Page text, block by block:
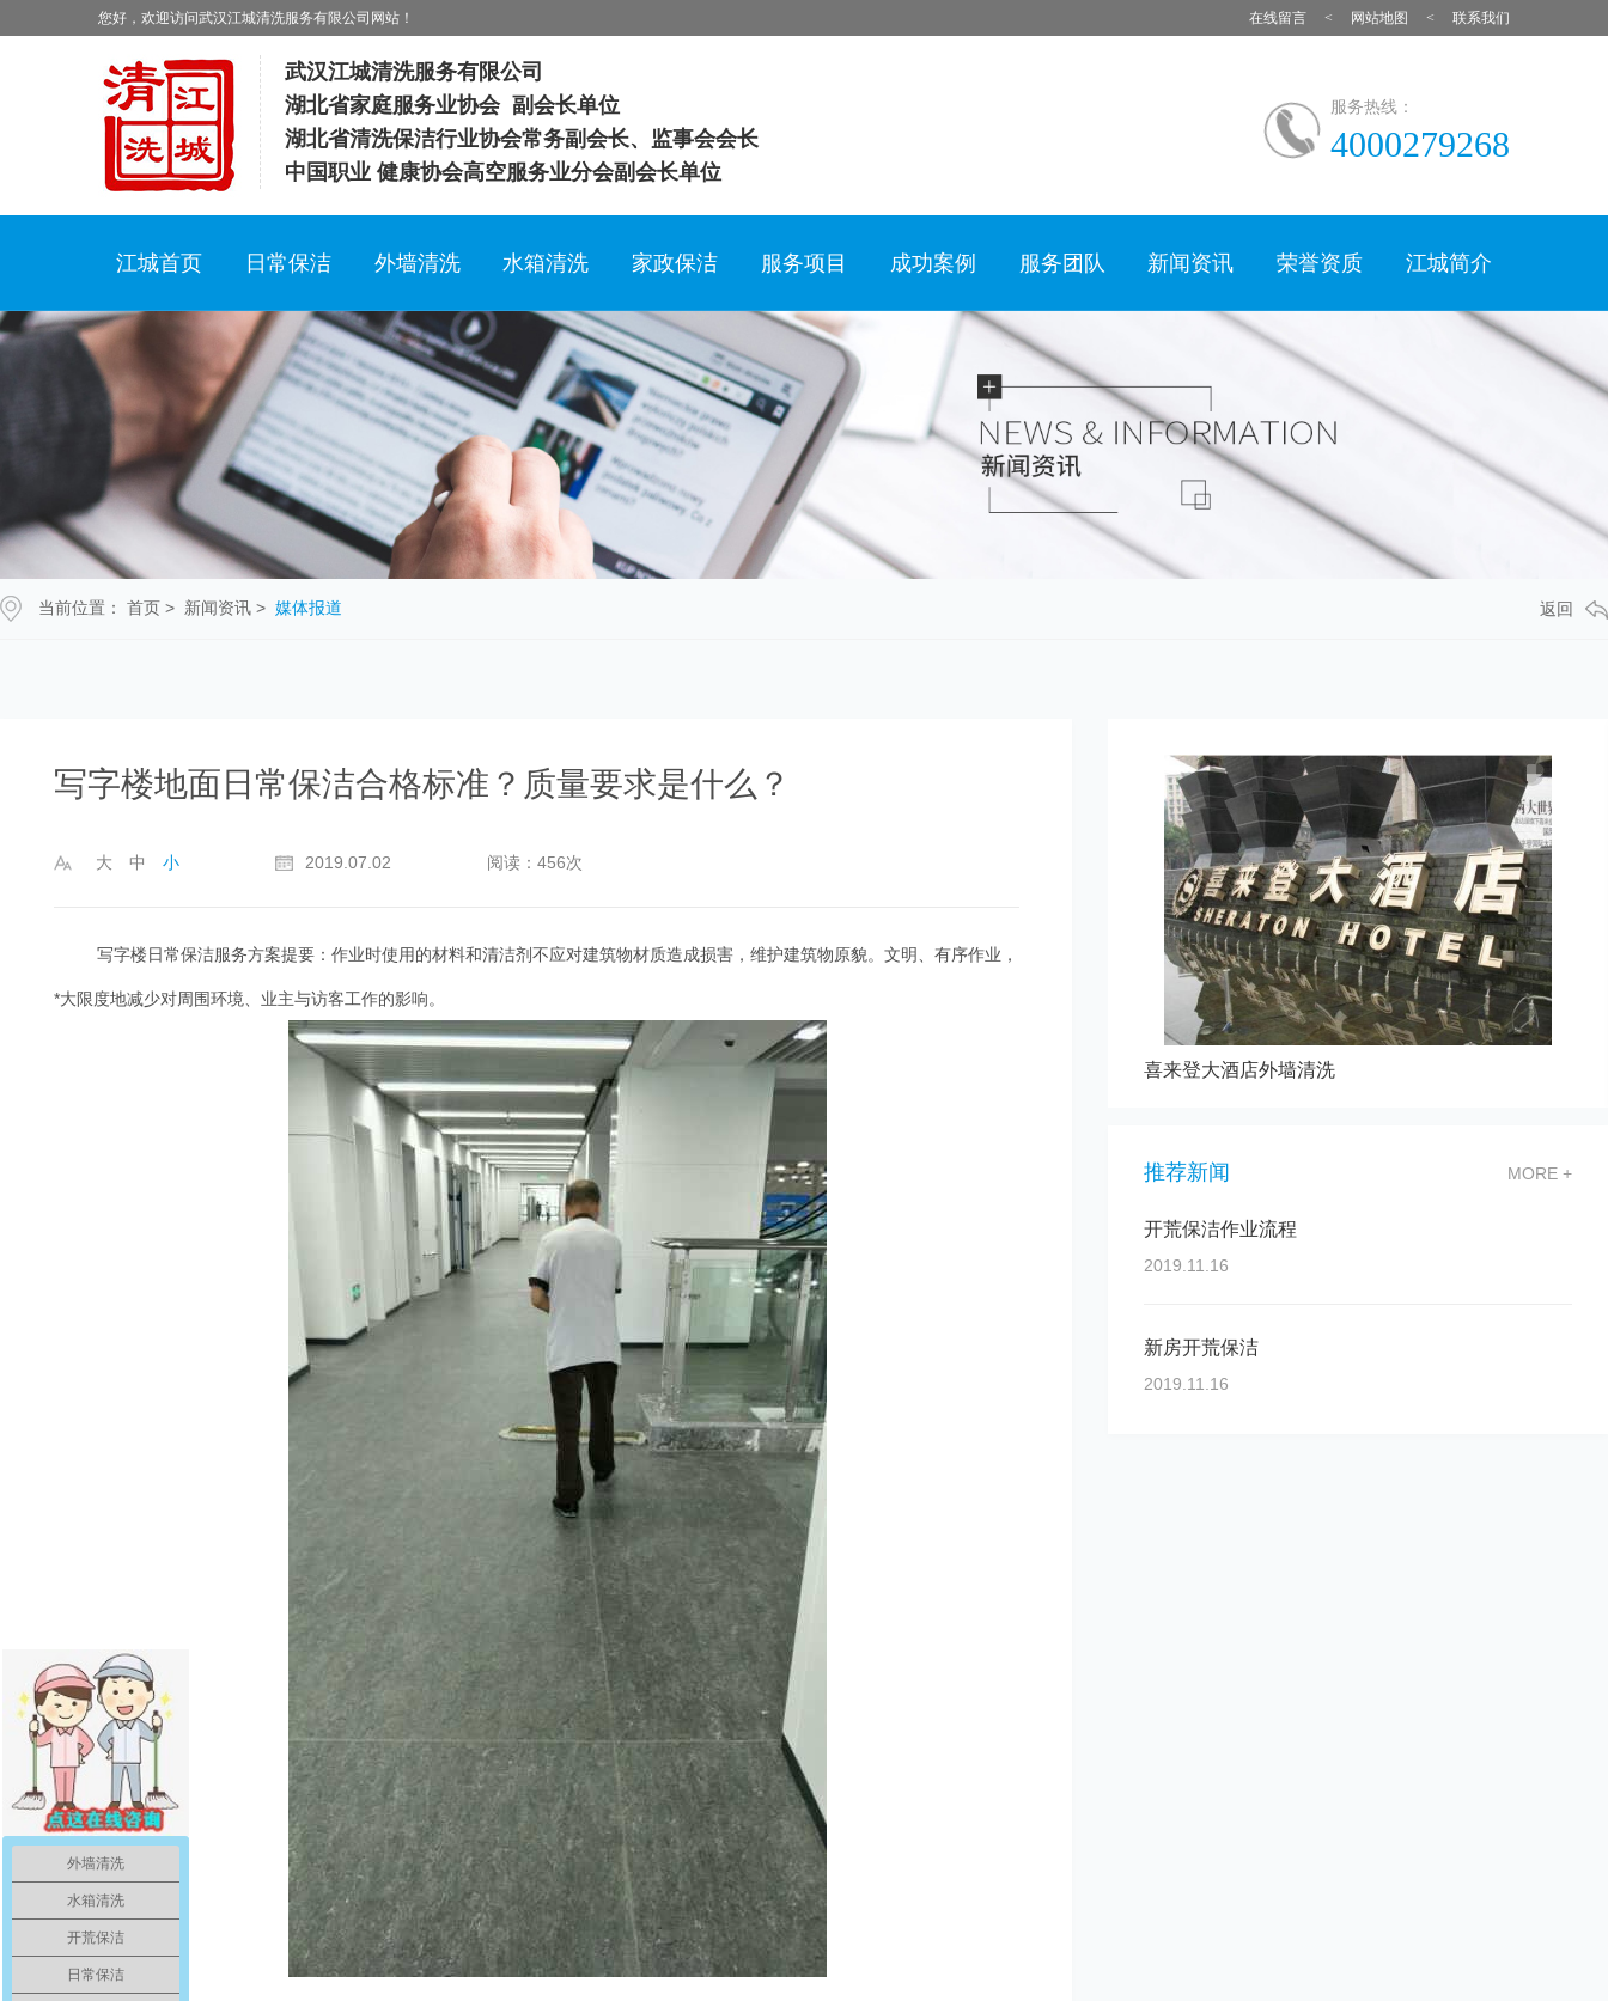
您好，欢迎访问武汉江城清洗服务有限公司网站！ 在线留言 网站地图 联系我们
武汉江城清洗服务有限公司
湖北省家庭服务业协会 副会长单位
湖北省清洗保洁行业协会常务副会长、监事会会长
中国职业 健康协会高空服务业分会副会长单位
服务热线：
4000279268
江城首页 日常保洁 外墙清洗 水箱清洗 家政保洁 服务项目 成功案例 服务团队 新闻资讯 荣誉资质 江城简介
当前位置： 首页 > 新闻资讯 > 媒体报道 返回
写字楼地面日常保洁合格标准？质量要求是什么？
大 中 小 2019.07.02 阅读：456次
写字楼日常保洁服务方案提要：作业时使用的材料和清洁剂不应对建筑物材质造成损害，维护建筑物原貌。文明、有序作业，
*大限度地减少对周围环境、业主与访客工作的影响。
艳阳天合作抽油机清洗 ZTE 中兴大厦外墙清洗—武汉江城清洗 喜来登大酒店外墙清洗
推荐新闻 MORE +
开荒保洁作业流程
2019.11.16
新房开荒保洁
2019.11.16
外墙清洗
水箱清洗
开荒保洁
日常保洁